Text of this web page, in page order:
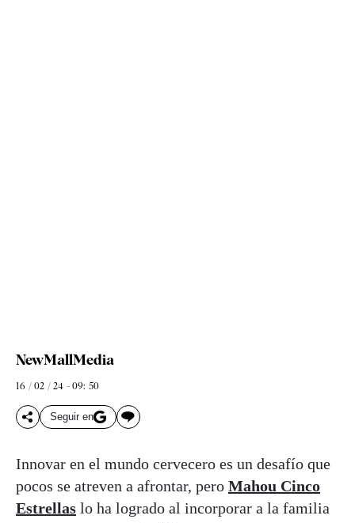
NewMallMedia
16 / 02 / 24 - 09: 50
Seguir en
Innovar en el mundo cervecero es un desafío que
pocos se atreven a afrontar, pero Mahou Cinco
Estrellas lo ha logrado al incorporar a la familia